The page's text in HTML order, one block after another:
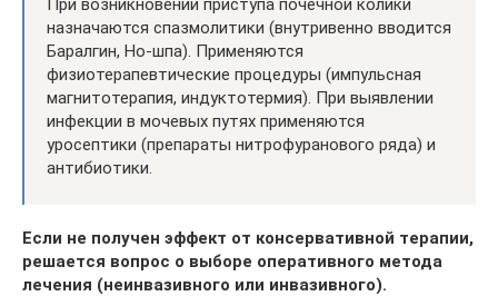
назначаются спазмолитики (внутривенно вводится
Баралгин, Но-шпа). Применяются
физиотерапевтические процедуры (импульсная
магнитотерапия, индуктотермия). При выявлении
инфекции в мочевых путях применяются
уросептики (препараты нитрофуранового ряда) и
антибиотики.
Если не получен эффект от консервативной терапии,
решается вопрос о выборе оперативного метода
лечения (неинвазивного или инвазивного).